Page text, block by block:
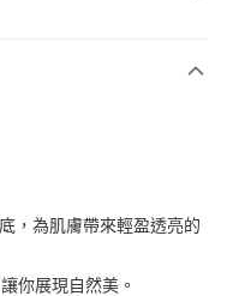
，為肌膚帶來輕盈透亮的
你展現自然美。